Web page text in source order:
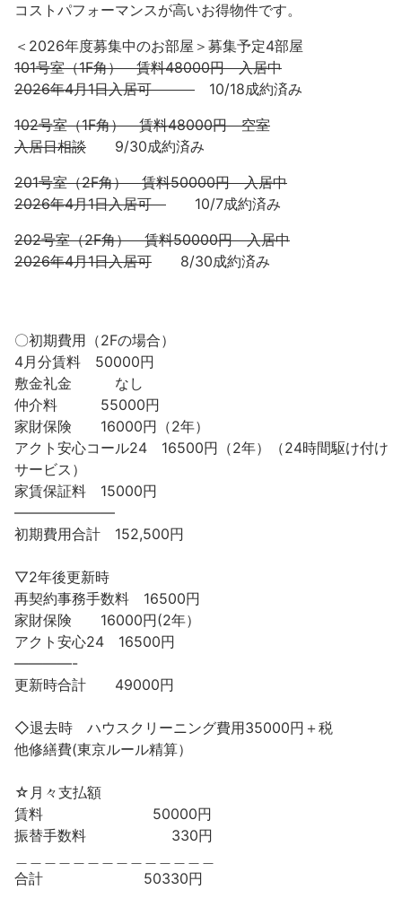
コストパフォーマンスが高いお得物件です。
＜2026年度募集中のお部屋＞募集予定4部屋
101号室（1F角） 賃料48000円 入居中
2026年4月1日入居可 10/18成約済み
102号室（1F角） 賃料48000円 空室
入居日相談 9/30成約済み
201号室（2F角） 賃料50000円 入居中
2026年4月1日入居可 10/7成約済み
202号室（2F角） 賃料50000円 入居中
2026年4月1日入居可 8/30成約済み
〇初期費用（2Fの場合）
4月分賃料 50000円
敷金礼金 なし
仲介料 55000円
家財保険 16000円（2年）
アクト安心コール24 16500円（2年）（24時間駆け付け
サービス）
家賃保証料 15000円
———————
初期費用合計 152,500円
▽2年後更新時
再契約事務手数料 16500円
家財保険 16000円(2年）
アクト安心24 16500円
————-
更新時合計 49000円
◇退去時 ハウスクリーニング費用35000円＋税
他修繕費(東京ルール精算）
☆月々支払額
賃料 50000円
振替手数料 330円
合計 50330円